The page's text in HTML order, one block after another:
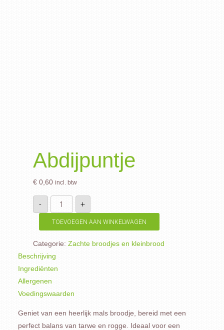
Abdijpuntje
€0,60 incl. btw
-
Abdijpuntje
aantal
+
TOEVOEGEN AAN WINKELWAGEN
Categorie: Zachte broodjes en kleinbrood
Beschrijving
Ingrediënten
Allergenen
Voedingswaarden
Geniet van een heerlijk mals broodje, bereid met een
perfect balans van tarwe en rogge. Ideaal voor een